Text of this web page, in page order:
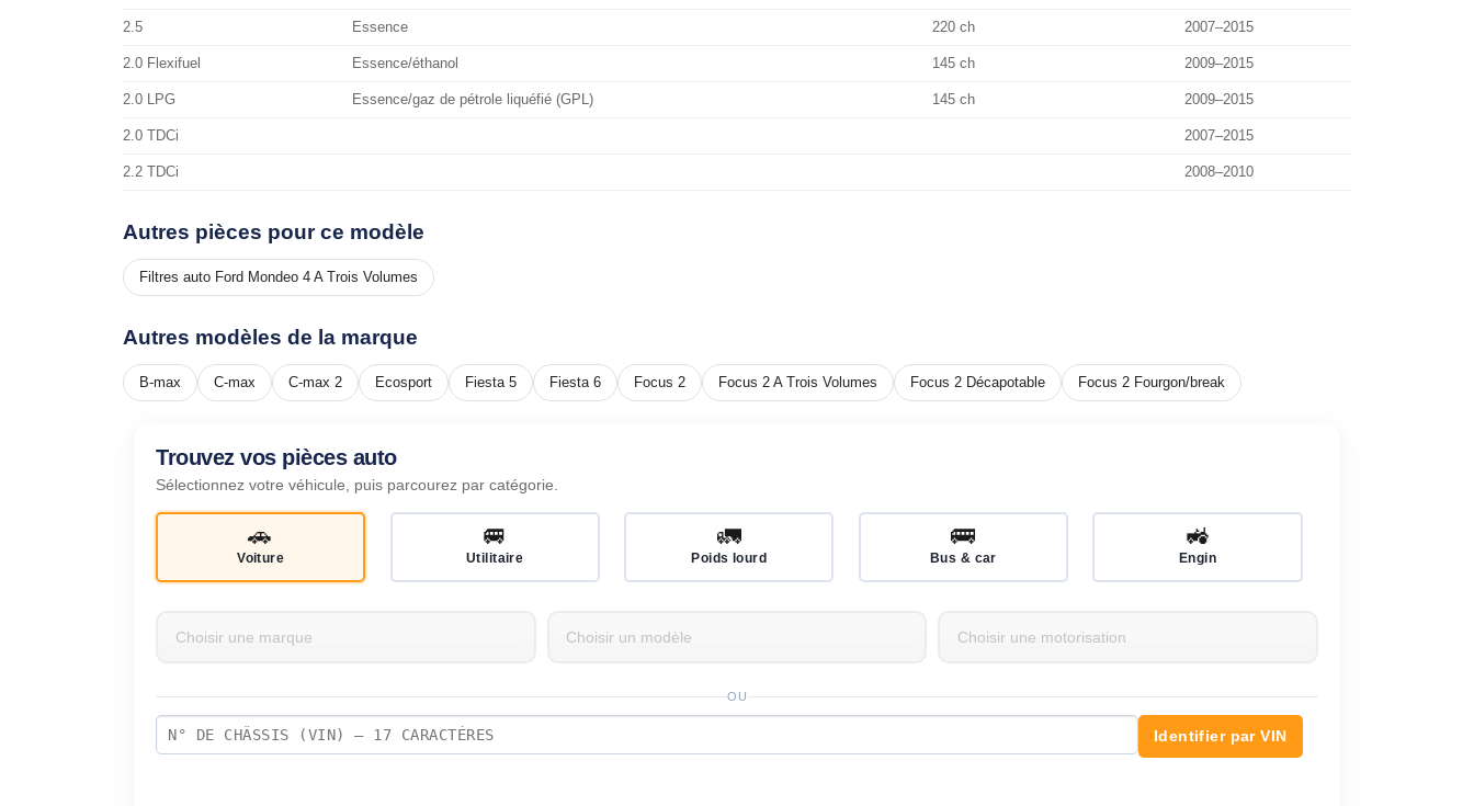
2.5 Essence 220 ch 2007–2015
2.0 Flexifuel Essence/éthanol 145 ch 2009–2015
2.0 LPG Essence/gaz de pétrole liquéfié (GPL) 145 ch 2009–2015
2.0 TDCi 2007–2015
2.2 TDCi 2008–2010
Autres pièces pour ce modèle
Filtres auto Ford Mondeo 4 A Trois Volumes
Autres modèles de la marque
B-max C-max C-max 2 Ecosport Fiesta 5 Fiesta 6 Focus 2 Focus 2 A Trois Volumes Focus 2 Décapotable Focus 2 Fourgon/break
Trouvez vos pièces auto
Sélectionnez votre véhicule, puis parcourez par catégorie.
🚗
Voiture
🚐
Utilitaire
🚛
Poids lourd
🚌
Bus & car
🚜
Engin
OU
Identifier par VIN